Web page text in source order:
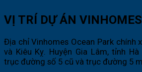
VỊ TRÍ DỰ ÁN
Địa chỉ Vinhomes Ocean Park chính
và Kiêu Kỵ. Huyện Gia Lâm, tỉnh
trục đường số 5 cũ và trục đường 5